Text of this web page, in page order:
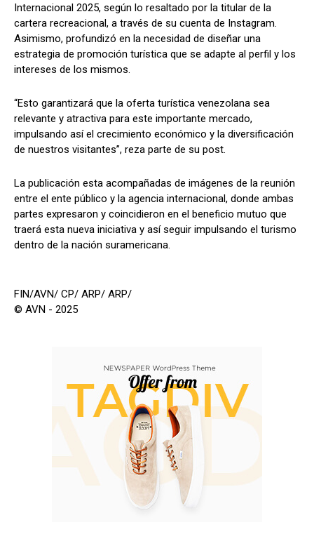
Internacional 2025, según lo resaltado por la titular de la
cartera recreacional, a través de su cuenta de Instagram.
Asimismo, profundizó en la necesidad de diseñar una
estrategia de promoción turística que se adapte al perfil y los
intereses de los mismos.
“Esto garantizará que la oferta turística venezolana sea
relevante y atractiva para este importante mercado,
impulsando así el crecimiento económico y la diversificación
de nuestros visitantes”, reza parte de su post.
La publicación esta acompañadas de imágenes de la reunión
entre el ente público y la agencia internacional, donde ambas
partes expresaron y coincidieron en el beneficio mutuo que
traerá esta nueva iniciativa y así seguir impulsando el turismo
dentro de la nación suramericana.
FIN/AVN/ CP/ ARP/ ARP/
© AVN - 2025